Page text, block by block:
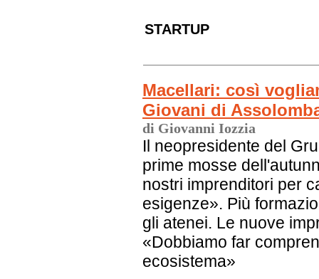
STARTUP
Macellari: così
Giovani di
di Giovanni Iozzia
Il neopresidente del
prime mosse
nostri imprenditori per
esigenze». Più
gli atenei. Le nuove
«Dobbiamo far
ecosistema»